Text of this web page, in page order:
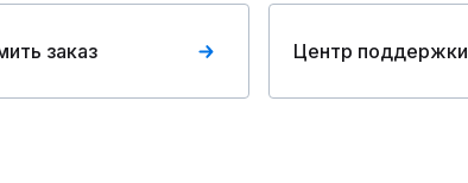
заказ Центр поддержки